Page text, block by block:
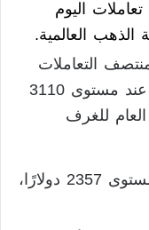
تعاملات اليوم
الذهب العالمية.
الذهب لعيار 21 في منتصف التعاملات
3120 جنيهًا، بعد أن افتتح التعاملات عند مستوى 3110
للغرف
2384 دولارًا، بعد إغلاق سابق عند مستوى 2357 دولارًا،